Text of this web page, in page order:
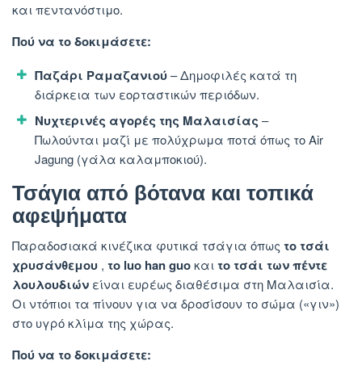
και πεντανόστιμο.
Πού να το δοκιμάσετε:
Παζάρι Ραμαζανιού– Δημοφιλές κατά τη
διάρκεια των εορταστικών περιόδων.
Νυχτερινές αγορές της Μαλαισίας –
Πωλούνται μαζί με πολύχρωμα ποτά όπως το Air
Jagung (γάλα καλαμποκιού).
Τσάγια από βότανα και τοπικά
αφεψήματα
Παραδοσιακά κινέζικα φυτικά τσάγια όπως το τσάι
χρυσάνθεμου , το luo han guoκαι το τσάι των πέντε
λουλουδιών είναι ευρέως διαθέσιμα στη Μαλαισία.
Οι ντόπιοι τα πίνουν για να δροσίσουν το σώμα («γιν»)
στο υγρό κλίμα της χώρας.
Πού να το δοκιμάσετε: